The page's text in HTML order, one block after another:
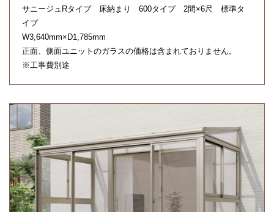
サニージュRタイプ 床納まり 600タイプ 2間×6尺 標準タ
イプ
W3,640mm×D1,785mm
正面、側面ユニットのガラスの価格は含まれておりません。
※工事費別途